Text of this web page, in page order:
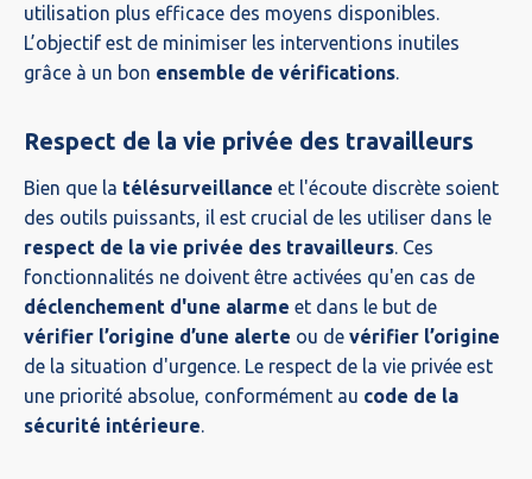
utilisation plus efficace des moyens disponibles.
L’objectif est de minimiser les interventions inutiles
grâce à un bon ensemble de vérifications
Respect de la vie privée des travailleurs
Bien que la télésurveillance et l'écoute discrète soient
des outils puissants, il est crucial de les utiliser dans le
respect de la vie privée des travailleurs . Ces
fonctionnalités ne doivent être activées qu'en cas de
déclenchement d'une alarme et dans le but de
vérifier l’origine d’une alerte ou de vérifier l’origine
de la situation d'urgence. Le respect de la vie privée est
une priorité absolue, conformément au code de la
sécurité intérieure